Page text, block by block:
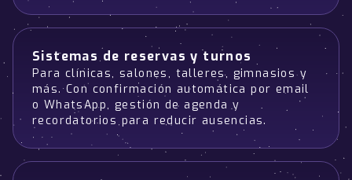
Sistemas de reservas y turnos
Para clínicas, salones, talleres, gimnasios y
más. Con confirmación automática por email
o WhatsApp, gestión de agenda y
recordatorios para reducir ausencias.